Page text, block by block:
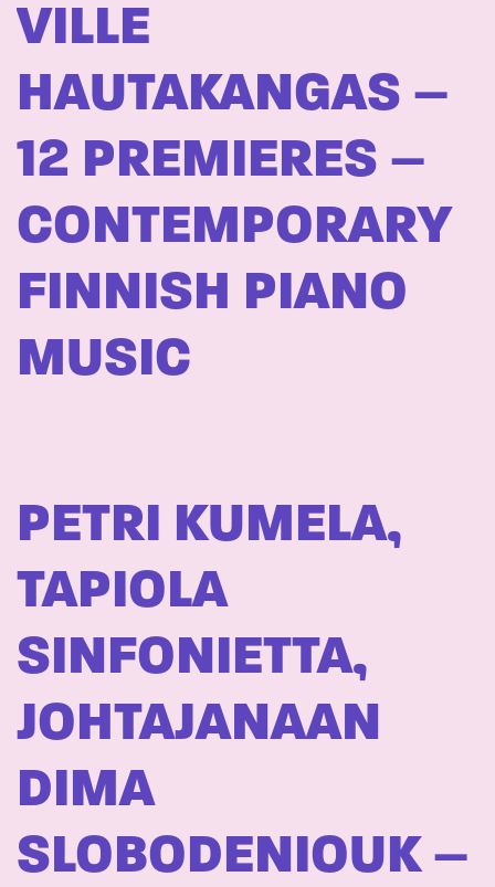
VILLE
HAUTAKANGAS –
12 PREMIERES –
CONTEMPORARY
FINNISH PIANO
MUSIC
PETRI KUMELA,
TAPIOLA
SINFONIETTA,
JOHTAJANAAN
DIMA
SLOBODENIOUK –